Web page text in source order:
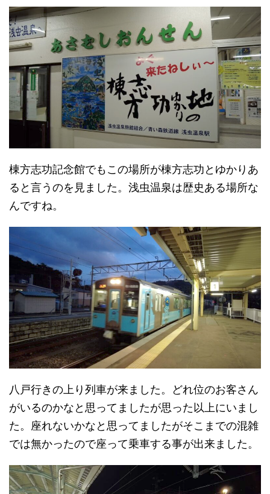
棟方志功記念館でもこの場所が棟方志功とゆかりあ
ると言うのを見ました。浅虫温泉は歴史ある場所な
んですね。
八戸行きの上り列車が来ました。どれ位のお客さん
がいるのかなと思ってましたが思った以上にいまし
た。座れないかなと思ってましたがそこまでの混雑
では無かったので座って乗車する事が出来ました。